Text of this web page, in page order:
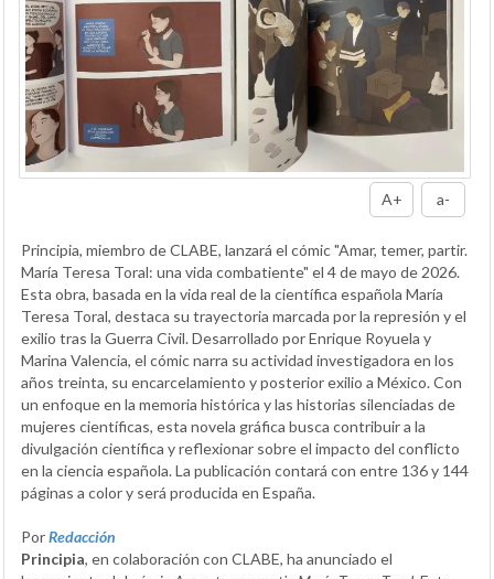
A+ a-
Principia, miembro de CLABE, lanzará el cómic "Amar, temer, partir.
María Teresa Toral: una vida combatiente" el 4 de mayo de 2026.
Esta obra, basada en la vida real de la científica española María
Teresa Toral, destaca su trayectoria marcada por la represión y el
exilio tras la Guerra Civil. Desarrollado por Enrique Royuela y
Marina Valencia, el cómic narra su actividad investigadora en los
años treinta, su encarcelamiento y posterior exilio a México. Con
un enfoque en la memoria histórica y las historias silenciadas de
mujeres científicas, esta novela gráfica busca contribuir a la
divulgación científica y reflexionar sobre el impacto del conflicto
en la ciencia española. La publicación contará con entre 136 y 144
páginas a color y será producida en España.
PorRedacción
Principia, en colaboración con CLABE, ha anunciado el